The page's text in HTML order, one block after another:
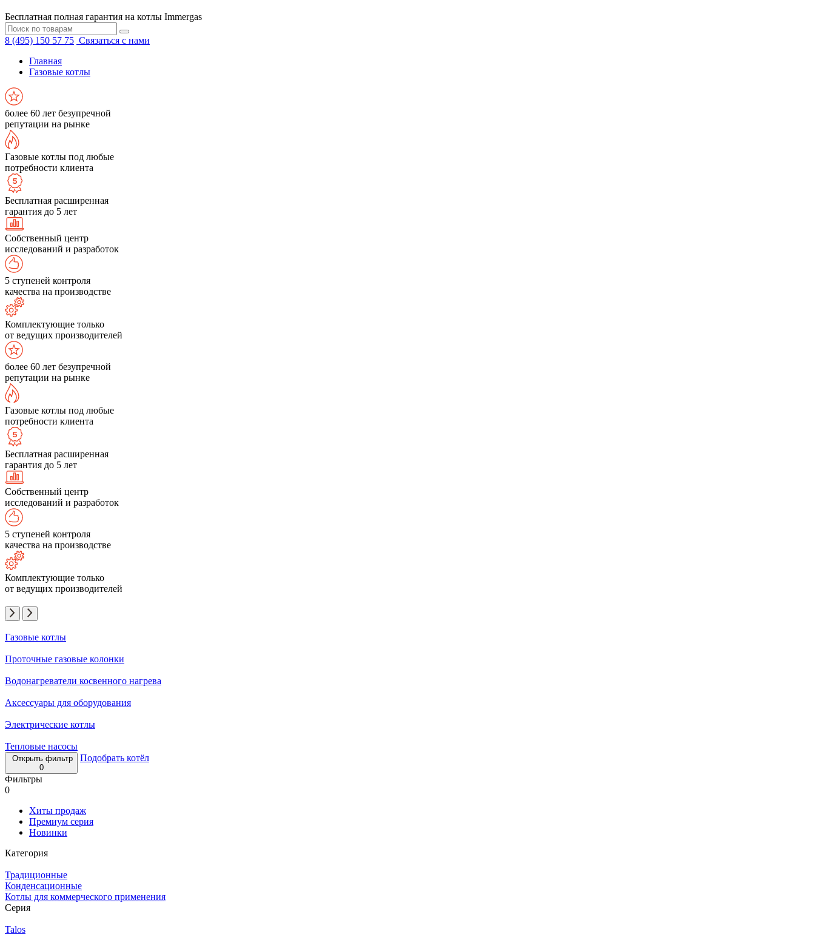
Бесплатная полная гарантия на котлы Immergas
8 (495) 150 57 75 Связаться с нами
Главная
Газовые котлы
более 60 лет безупречной
репутации на рынке
Газовые котлы под любые
потребности клиента
Бесплатная расширенная
гарантия до 5 лет
Собственный центр
исследований и разработок
5 ступеней контроля
качества на производстве
Комплектующие только
от ведущих производителей
более 60 лет безупречной
репутации на рынке
Газовые котлы под любые
потребности клиента
Бесплатная расширенная
гарантия до 5 лет
Собственный центр
исследований и разработок
5 ступеней контроля
качества на производстве
Комплектующие только
от ведущих производителей
Газовые котлы
Проточные газовые колонки
Водонагреватели косвенного нагрева
Аксессуары для оборудования
Электрические котлы
Тепловые насосы
Открыть фильтр
0
Подобрать котёл
Фильтры
0
Хиты продаж
Премиум серия
Новинки
Категория
Традиционные
Конденсационные
Котлы для коммерческого применения
Серия
Talos